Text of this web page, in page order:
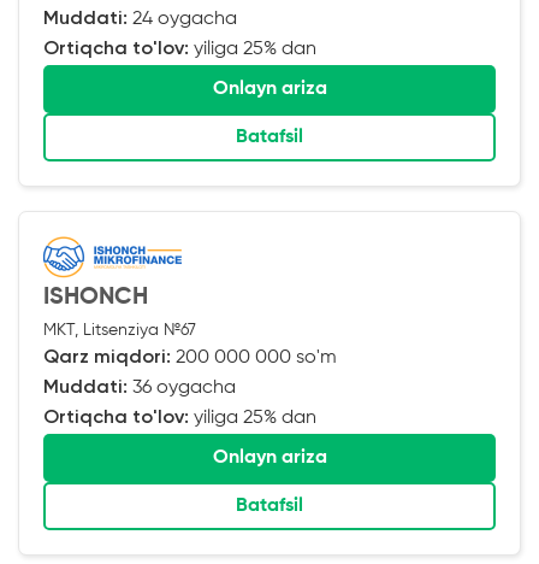
Muddati: 24 oygacha
Ortiqcha to'lov: yiliga 25% dan
Onlayn ariza
Batafsil
ISHONCH
MKT, Litsenziya №67
Qarz miqdori: 200 000 000 so'm
Muddati: 36 oygacha
Ortiqcha to'lov: yiliga 25% dan
Onlayn ariza
Batafsil